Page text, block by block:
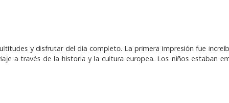
y disfrutar del día completo. La primera impresión fue
a través de la historia y la cultura europea. Los niños estaban